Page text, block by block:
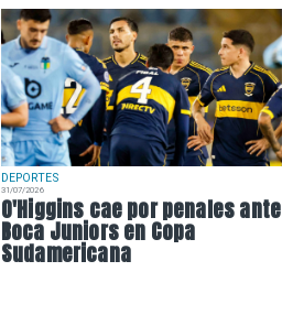
DEPORTES
31/07/2026
O'Higgins cae por penales ante
Boca Juniors en Copa
Sudamericana